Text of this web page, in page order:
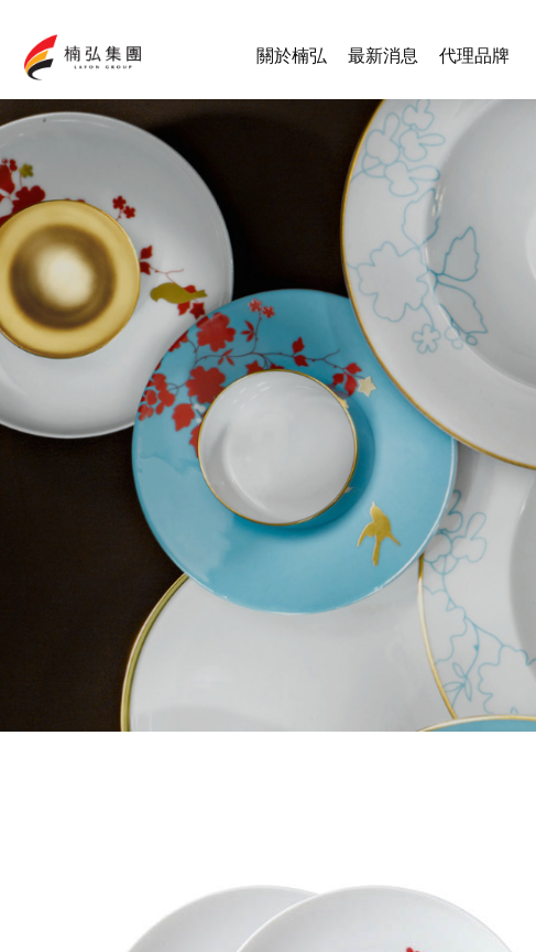
關於楠弘 最新消息 代理品牌